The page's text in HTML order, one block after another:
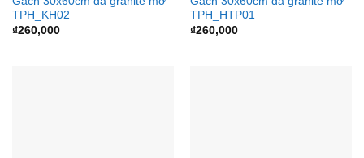
TPH_KH02
₫260,000
TPH_HTP01
₫260,000